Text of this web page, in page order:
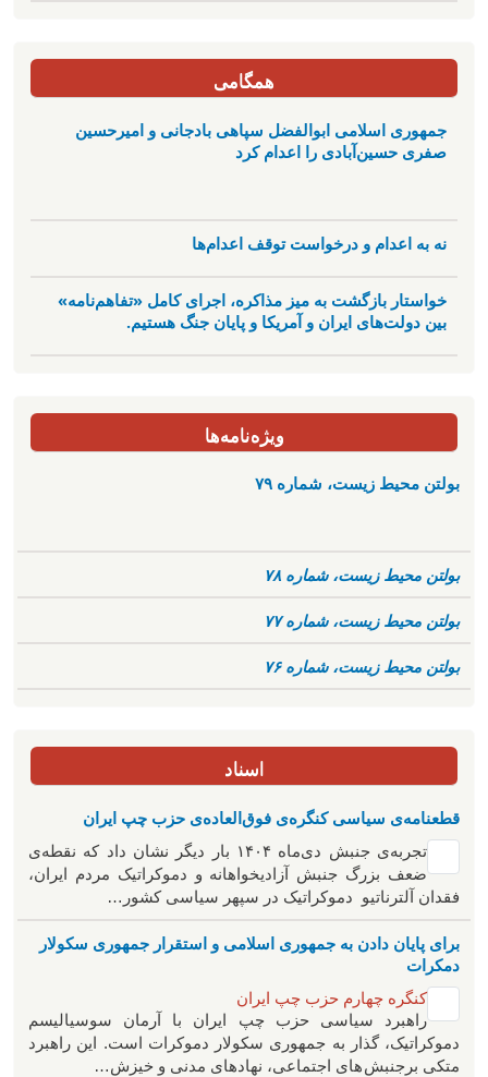
همگامی
جمهوری اسلامی ابوالفضل سپاهی بادجانی و امیرحسین
صفری حسین‌آبادی را اعدام کرد
نه به اعدام و درخواست توقف اعدام‌ها
خواستار بازگشت به میز مذاکره، اجرای کامل «تفاهم‌نامه»
بین دولت‌های ایران و آمریکا و پایان جنگ هستیم.
ویژه‌نامه‌ها
بولتن محیط زیست، شماره ۷۹
بولتن محیط زیست، شماره ۷۸
بولتن محیط زیست، شماره ۷۷
بولتن محیط زیست، شماره ۷۶
اسناد
قطعنامه‌ی سیاسی کنگره‌ی فوق‌العاده‌ی حزب چپ ایران
تجربه‌ی جنبش دی‌ماه ۱۴۰۴ بار دیگر نشان داد که نقطه‌ی
ضعف بزرگ جنبش آزادیخواهانه و دموکراتیک مردم ایران،
فقدان آلترناتیو دموکراتیک در سپهر سیاسی کشور…
برای پایان دادن به جمهوری اسلامی و استقرار جمهوری سکولار
دمکرات
کنگره چهارم حزب چپ ایران
راهبرد سياسی حزب چپ ایران با آرمان سوسیالیسم
دموکراتیک، گذار به جمهوری سکولار دموکرات است. این راهبرد
متکی برجنبش های اجتماعی، نهادهای مدنی و خیزش‌…